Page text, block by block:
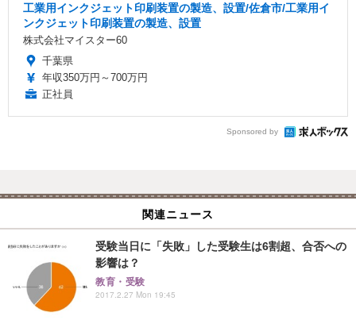
工業用インクジェット印刷装置の製造、設置/佐倉市/工業用イ
ンクジェット印刷装置の製造、設置
株式会社マイスター60
千葉県
年収350万円～700万円
正社員
Sponsored by
関連ニュース
受験当日に「失敗」した受験生は6割超、合否への
影響は？
教育・受験
2017.2.27 Mon 19:45